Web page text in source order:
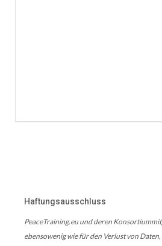
Haftungsausschluss
PeaceTraining.eu und deren
ebensowenig wie für den Verlust von